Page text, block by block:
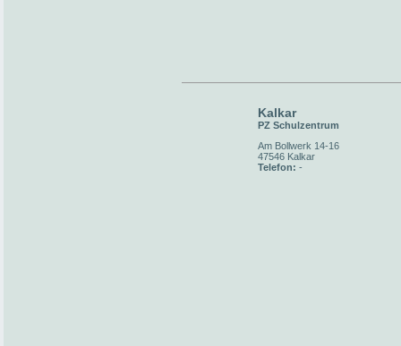
Kalkar
PZ Schulzentrum
Am Bollwerk 14-16
47546 Kalkar
Telefon: -